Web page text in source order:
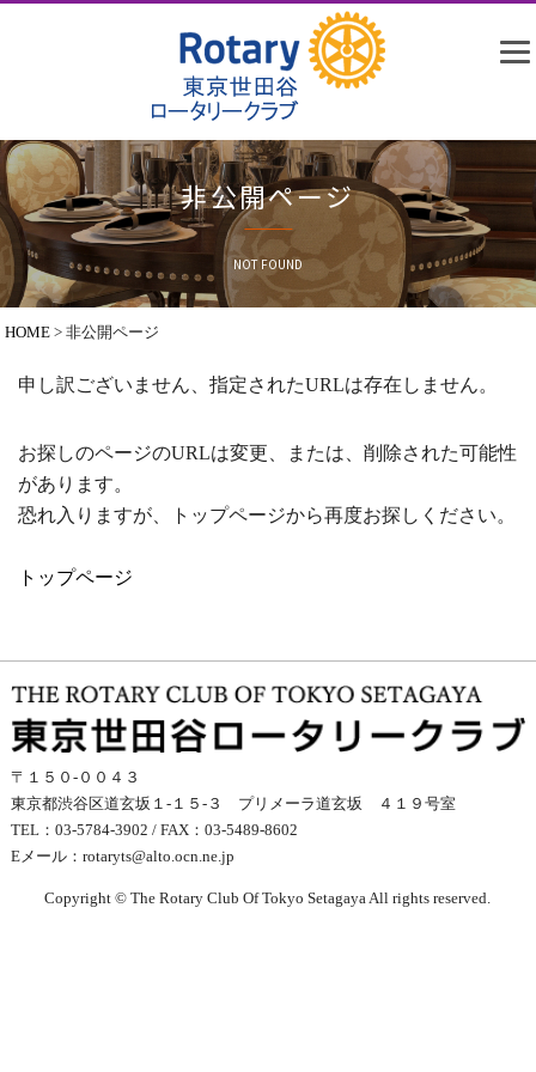
非公開ページ
NOT FOUND
HOME >非公開ページ
申し訳ございません、指定されたURLは存在しません。
お探しのページのURLは変更、または、削除された可能性
があります。
恐れ入りますが、トップページから再度お探しください。
トップページ
〒１５０-００４３
東京都渋谷区道玄坂１-１５-３ プリメーラ道玄坂 ４１９号室
TEL：03-5784-3902 / FAX：03-5489-8602
Eメール： rotaryts@alto.ocn.ne.jp
Copyright © The Rotary Club Of Tokyo Setagaya All rights reserved.